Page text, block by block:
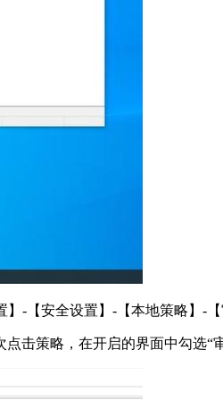
-【安全设置】-【本地策略】-【
击策略，在开启的界面中勾选